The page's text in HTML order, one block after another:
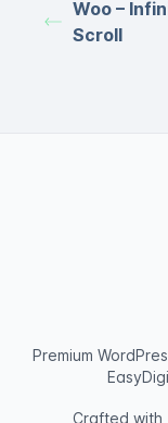
Woo –
Scroll
Premium
Crafted with